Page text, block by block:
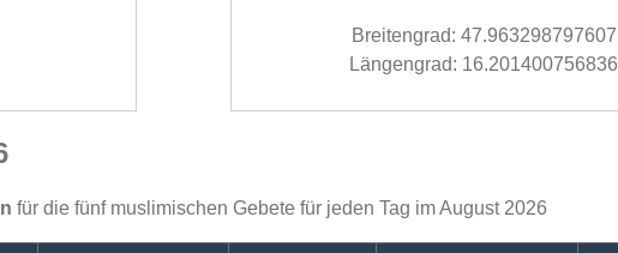
Breitengrad: 47.963298797607
Längengrad: 16.201400756836
für die fünf muslimischen Gebete für jeden Tag im August 2026